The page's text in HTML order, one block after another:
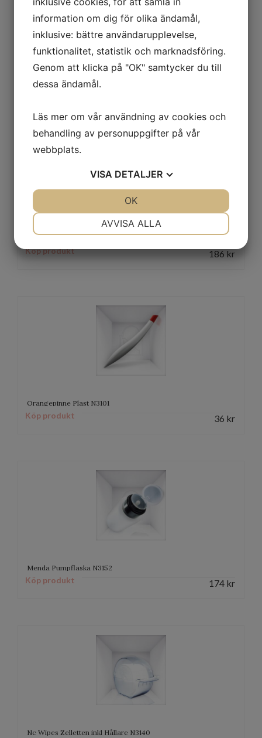
Pusher N9155
Köp produkt
Köp produkt 186 kr
Orangepinne Plast N3101
Köp produkt 36 kr
Menda Pumpflaska N3152
Köp produkt 174 kr
Nc Wipes Zelletten inkl Hållare N3140
information om dig för olika ändamål,
inklusive: bättre användarupplevelse,
funktionalitet, statistik och marknadsföring.
Genom att klicka på "OK" samtycker du till
dessa ändamål.
Läs mer om vår användning av cookies och
behandling av personuppgifter på vår
webbplats.
VISA DETALJER
AVVISA ALLA
OK